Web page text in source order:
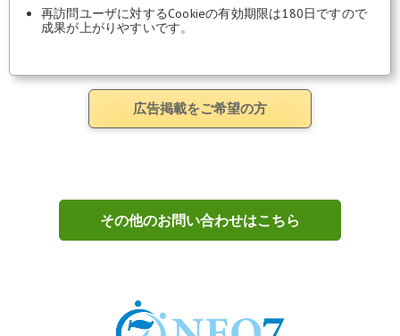
再訪問ユーザに対するCookieの有効期限は180日ですので
成果が上がりやすいです。
広告掲載をご希望の方
その他のお問い合わせはこちら